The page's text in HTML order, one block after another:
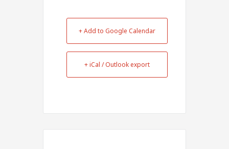
+ Add to Google Calendar
+ iCal / Outlook export